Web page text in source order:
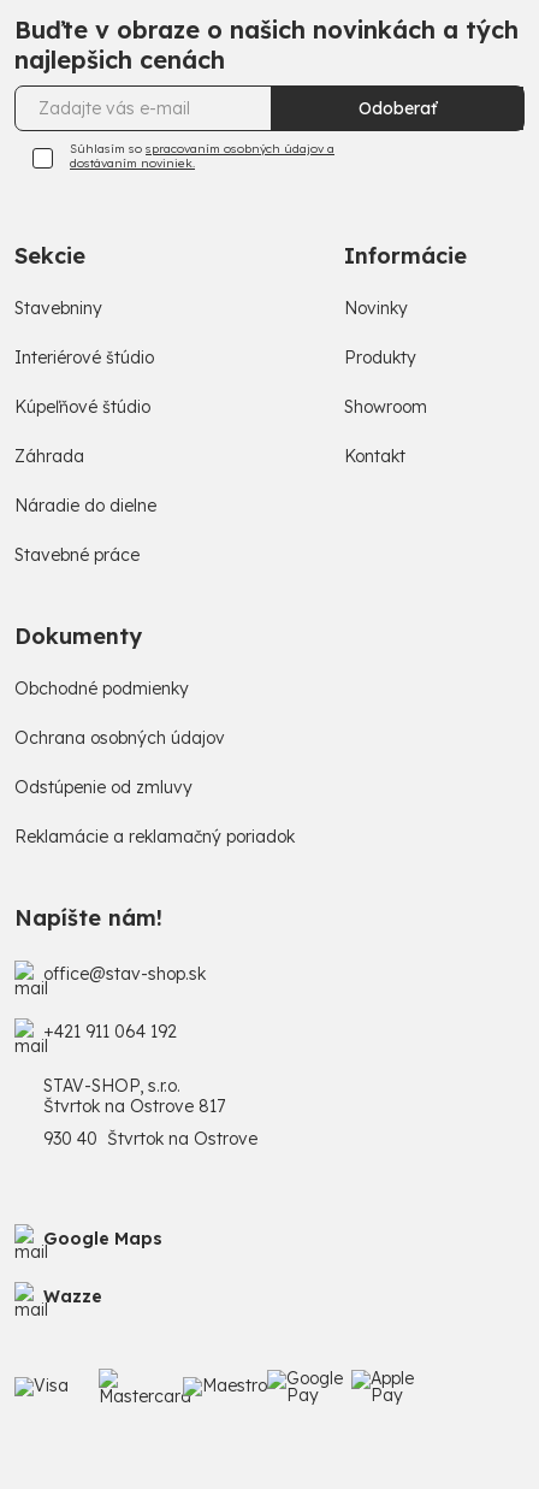
Buďte v obraze o našich novinkách a tých
najlepšich cenách
Odoberať
Súhlasím so spracovaním osobných údajov a
dostávaním noviniek.
Sekcie
Stavebniny
Interiérové štúdio
Kúpeľňové štúdio
Záhrada
Náradie do dielne
Stavebné práce
Informácie
Novinky
Produkty
Showroom
Kontakt
Dokumenty
Obchodné podmienky
Ochrana osobných údajov
Odstúpenie od zmluvy
Reklamácie a reklamačný poriadok
Napíšte nám!
office@stav-shop.sk
+421 911 064 192
STAV-SHOP, s.r.o.
Štvrtok na Ostrove 817
930 40 Štvrtok na Ostrove
Google Maps
Wazze